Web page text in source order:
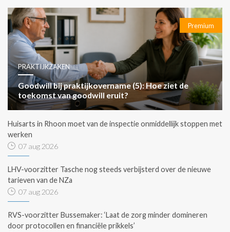
Premium
PRAKTIJKZAKEN
Goodwill bij praktijkovername (5): Hoe ziet de
toekomst van goodwill eruit?
Huisarts in Rhoon moet van de inspectie onmiddellijk stoppen met
werken
07 aug 2026
LHV-voorzitter Tasche nog steeds verbijsterd over de nieuwe
tarieven van de NZa
07 aug 2026
RVS-voorzitter Bussemaker: ‘Laat de zorg minder domineren
door protocollen en financiële prikkels’